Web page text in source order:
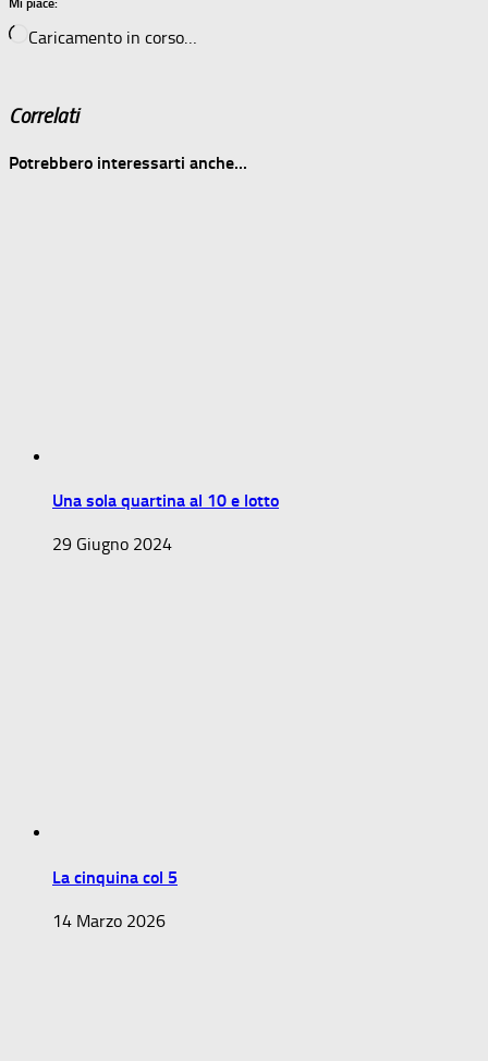
Caricamento in corso…
Correlati
Potrebbero interessarti anche...
Una sola quartina al 10 e lotto
29 Giugno 2024
La cinquina col 5
14 Marzo 2026